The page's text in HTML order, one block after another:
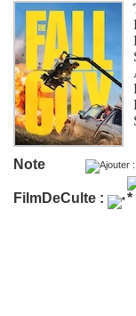
Note
FilmDeCulte :